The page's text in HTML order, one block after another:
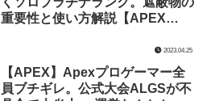
重要性と使い方解説【APEX
2023.04.25
【APEX】Apexプロゲーマー全
員ブチギレ。公式大会ALGSが不